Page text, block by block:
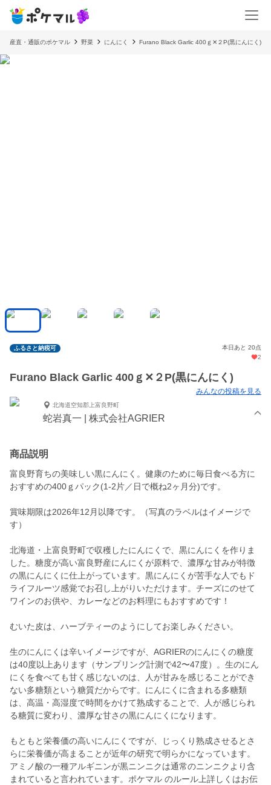
産直・通販のポケマル 野菜 にんにく Furano Black Garlic 400ｇ✕２P(黒にんにく)
ふるさと納税可
本日あと 20点
2
Furano Black Garlic 400ｇ✕２P(黒にんにく)
みんなの投稿を見る
北海道空知郡上富良野町
蛇岩真一 | 株式会社AGRIER
商品説明
富良野育ちの美味しい黒にんにく。健康のために毎日食べる方に
おすすめの400ｇパック(1-2片／日で概ね2ヶ月分)です。
賞味期限は2026年12月以降です。（写真のラベルはイメージで
す）
北海道・上富良野町で収穫したにんにくで、黒にんにくを作りま
した。糖度が高い富良野産にんにくが原料で、濃厚な甘みが特徴
の黒にんにくに仕上がっています。黒にんにくが苦手な人でもド
ライフルーツ感覚でお召し上がりいただけます。チーズにのせて
ワインのお供や、カレーなどのお料理にもおすすめです！
むいた皮は、ハーブティーのようにしてお楽しみください。
生のにんにくは辛いイメージですが、AGRIERのにんにくの糖度
は40度以上あります（サンプリング計測で42〜47度）。生のにん
にくを食べても甘く感じないのは、人が甘みを感じることができ
ない多糖類という糖質だからです。にんにくに含まれる多糖類
は、高温・高湿度で時間をかけて熟成することで、人が感じられ
る糖質に変わり、濃厚な甘さの黒にんにくになります。
もともと栄養価の高いにんにくですが、じっくり熟成させるとさ
らに栄養価が高まることが近年の研究で明らかになっています。
アミノ酸の一種アルギニンが黒ニンニクは通常のニンニクより含
まれていると言われています。ポケマル のルール上詳しくはお伝